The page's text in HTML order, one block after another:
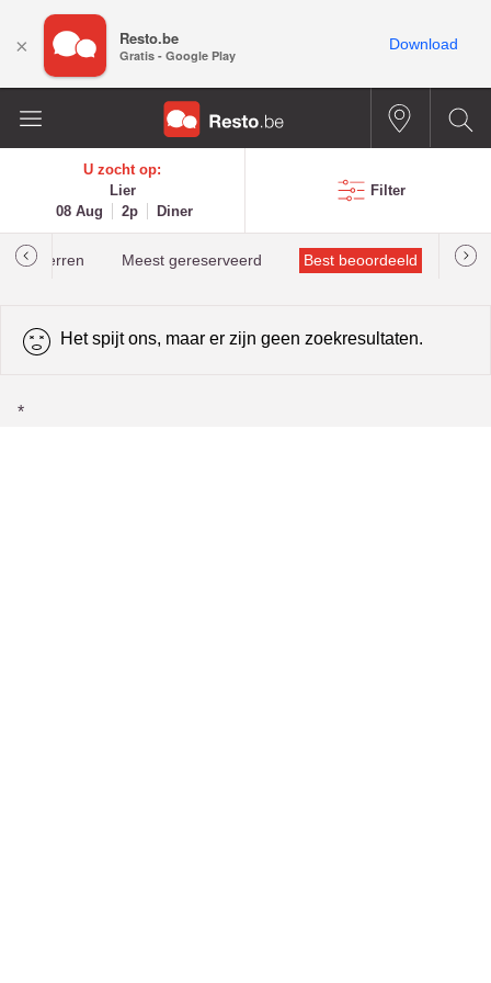
U zocht op:
Lier
08 Aug
2p Diner
Filter
Meest gereserveerd Best beoordeeld
Het spijt ons, maar er zijn geen zoekresultaten.
*
× Resto.be
Gratis - Google Play
Download